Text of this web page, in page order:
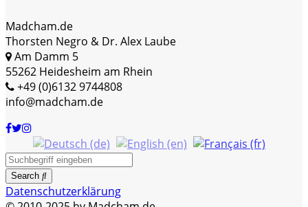
Madcham.de
Thorsten Negro & Dr. Alex Laube
Am Damm 5
55262 Heidesheim am Rhein
+49 (0)6132 9744808
info@madcham.de
Search
Datenschutzerklärung